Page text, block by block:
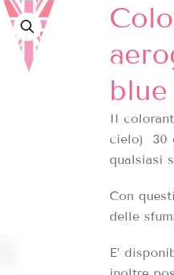
blue
Il
cielo) 30
qualsiasi
Con
delle
E’